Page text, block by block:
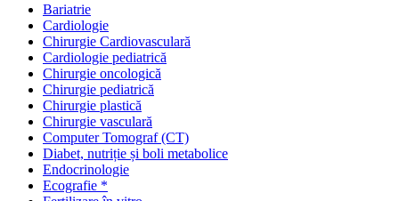
Bariatrie
Cardiologie
Chirurgie Cardiovasculară
Cardiologie pediatrică
Chirurgie oncologică
Chirurgie pediatrică
Chirurgie plastică
Chirurgie vasculară
Computer Tomograf (CT)
Diabet, nutriție și boli metabolice
Endocrinologie
Ecografie *